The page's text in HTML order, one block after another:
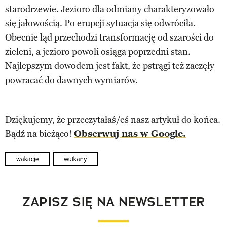
starodrzewie. Jezioro dla odmiany charakteryzowało
się jałowością. Po erupcji sytuacja się odwróciła.
Obecnie ląd przechodzi transformację od szarości do
zieleni, a jezioro powoli osiąga poprzedni stan.
Najlepszym dowodem jest fakt, że pstrągi też zaczęły
powracać do dawnych wymiarów.
Dziękujemy, że przeczytałaś/eś nasz artykuł do końca.
Bądź na bieżąco! Obserwuj nas w Google.
wakacje wulkany
ZAPISZ SIĘ NA NEWSLETTER